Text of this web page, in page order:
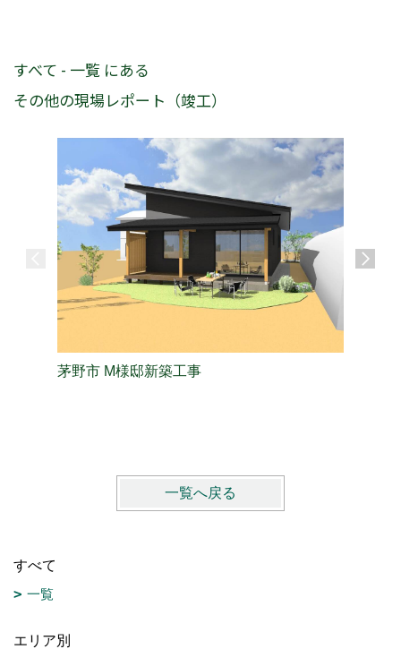
すべて - 一覧 にある
その他の現場レポート（竣工）
茅野市 M様邸新築工事
一覧へ戻る
すべて
一覧
エリア別